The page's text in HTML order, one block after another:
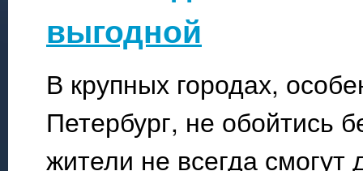
выгодной
В крупных городах,
Петербург, не обойтись
жители не всегда смогут